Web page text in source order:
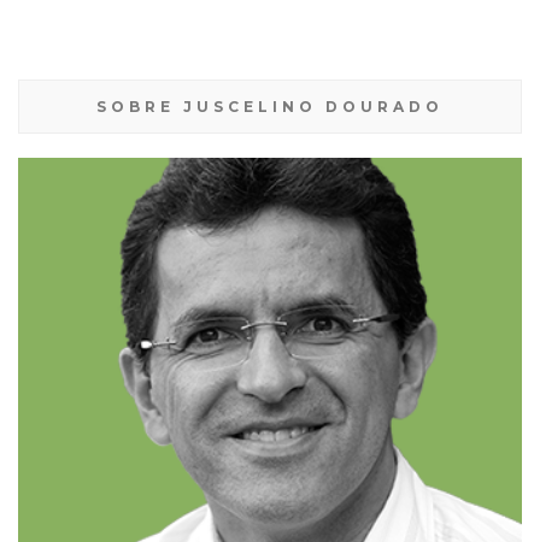
SOBRE JUSCELINO DOURADO